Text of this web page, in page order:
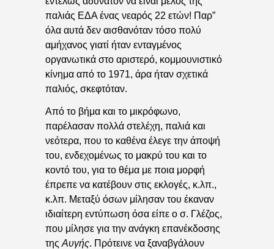
παλιάς ΕΔΑ ένας νεαρός 22 ετών! Παρ”
όλα αυτά δεν αισθανόταν τόσο πολύ
αμήχανος γιατί ήταν ενταγμένος
οργανωτικά στο αριστερό, κομμουνιστικό
κίνημα από το 1971, άρα ήταν σχετικά
παλιός, σκεφτόταν.
Από το βήμα και το μικρόφωνο,
παρέλασαν πολλά στελέχη, παλιά και
νεότερα, που το καθένα έλεγε την άποψή
του, ενδεχομένως το μακρύ του και το
κοντό του, για το θέμα με ποια μορφή
έπρεπε να κατέβουν στις εκλογές, κ.λπ.,
κ.λπ. Μεταξύ όσων μίλησαν του έκαναν
ιδιαίτερη εντύπωση όσα είπε ο σ. Γλέζος,
που μίλησε για την ανάγκη επανέκδοσης
της Αυγής. Πρότεινε να ξαναβγάλουν